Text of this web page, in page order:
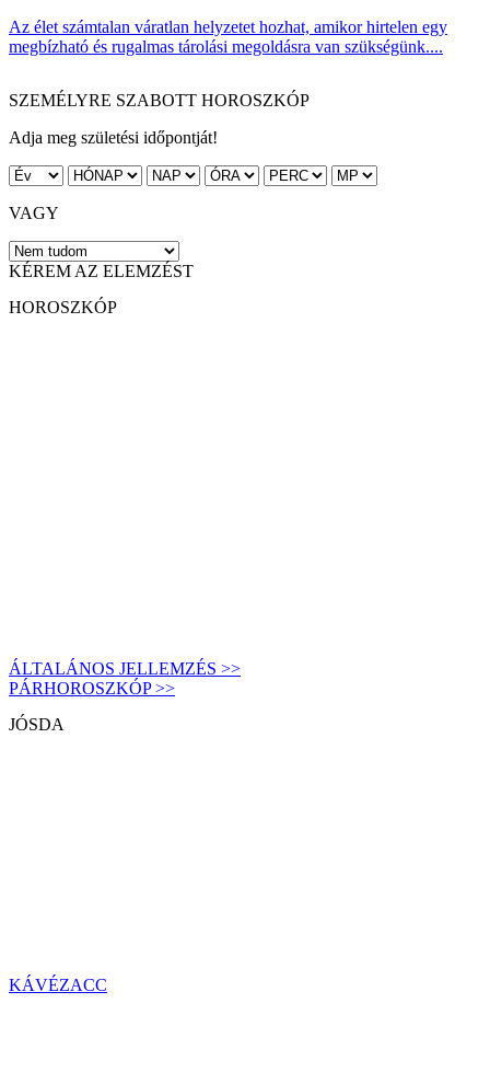
Az élet számtalan váratlan helyzetet hozhat, amikor hirtelen egy
megbízható és rugalmas tárolási megoldásra van szükségünk....
SZEMÉLYRE SZABOTT HOROSZKÓP
Adja meg születési időpontját!
VAGY
KÉREM AZ ELEMZÉST
HOROSZKÓP
ÁLTALÁNOS JELLEMZÉS >>
PÁRHOROSZKÓP >>
JÓSDA
KÁVÉZACC